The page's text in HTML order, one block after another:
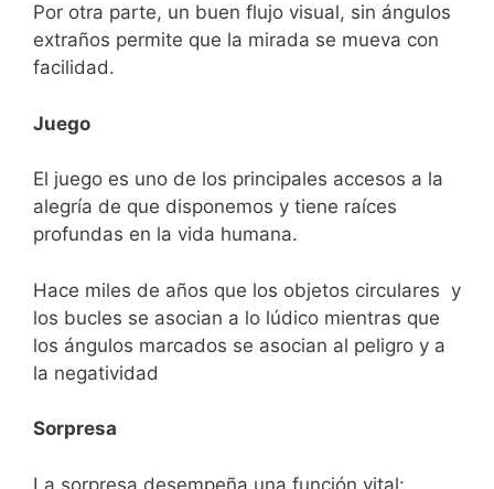
Por otra parte, un buen flujo visual, sin ángulos
extraños permite que la mirada se mueva con
facilidad.
Juego
El juego es uno de los principales accesos a la
alegría de que disponemos y tiene raíces
profundas en la vida humana.
Hace miles de años que los objetos circulares y
los bucles se asocian a lo lúdico mientras que
los ángulos marcados se asocian al peligro y a
la negatividad
Sorpresa
La sorpresa desempeña una función vital: